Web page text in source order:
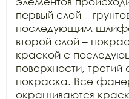
первый слой –
последующим
второй слой –
краской с
поверхности,
покраска. Все
окрашиваются